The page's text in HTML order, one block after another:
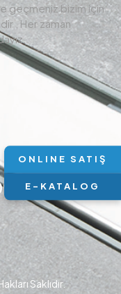
geçmeniz bizim için
, Her zaman
Saklıdır.
ONLINE SATIŞ
E-KATALOG